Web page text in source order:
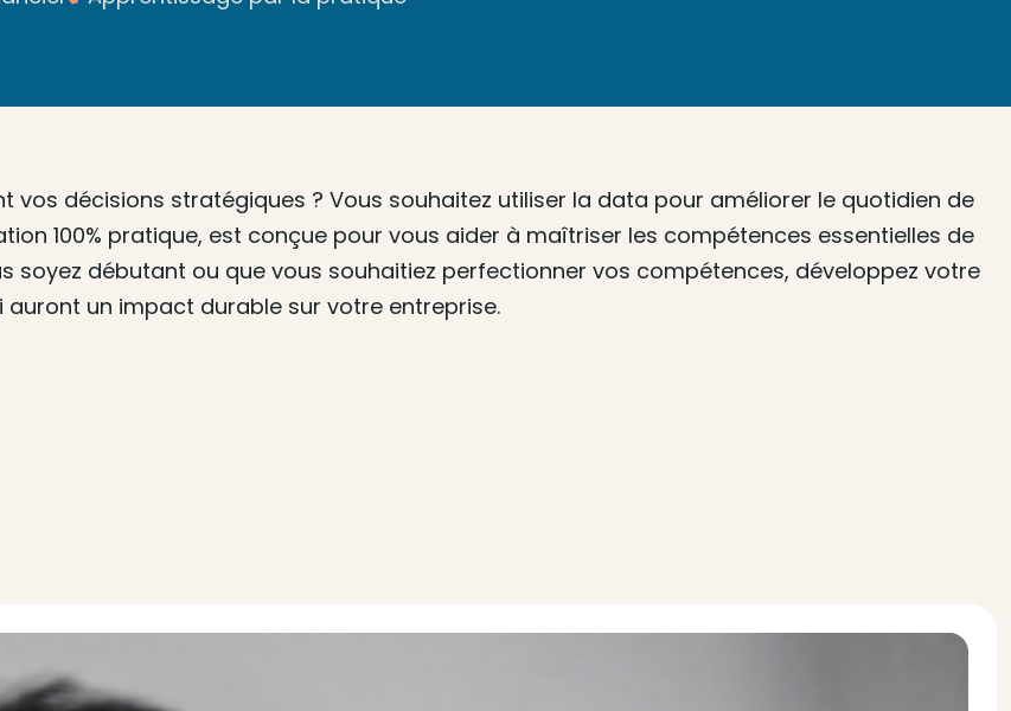
vos décisions stratégiques ? Vous souhaitez utiliser la data pour améliorer le quotidien de
100% pratique, est conçue pour vous aider à maîtriser les compétences essentielles de
soyez débutant ou que vous souhaitiez perfectionner vos compétences, développez votre
un impact durable sur votre entreprise.